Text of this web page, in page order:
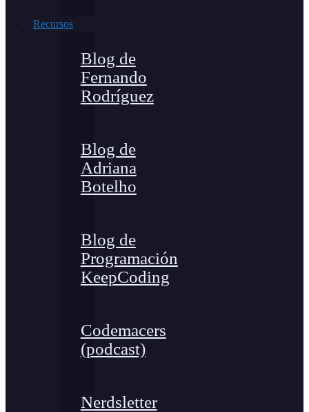
Recursos
Blog de
Fernando
Rodríguez
Blog de
Adriana
Botelho
Blog de
Programación
KeepCoding
Codemacers
(podcast)
Nerdsletter